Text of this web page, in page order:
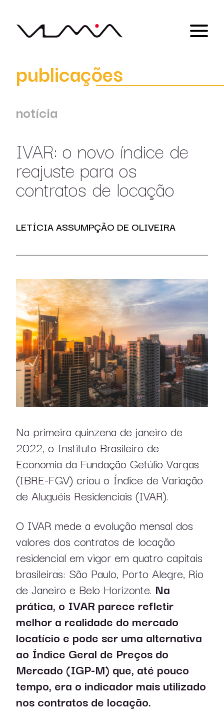
publicações
notícia
IVAR: o novo índice de
reajuste para os
contratos de locação
LETÍCIA ASSUMPÇÃO DE OLIVEIRA
Na primeira quinzena de janeiro de
2022, o Instituto Brasileiro de
Economia da Fundação Getúlio Vargas
(IBRE-FGV) criou o Índice de Variação
de Aluguéis Residenciais (IVAR).
O IVAR mede a evolução mensal dos
valores dos contratos de locação
residencial em vigor em quatro capitais
brasileiras: São Paulo, Porto Alegre, Rio
de Janeiro e Belo Horizonte. Na
prática, o IVAR parece refletir
melhor a realidade do mercado
locatício e pode ser uma alternativa
ao Índice Geral de Preços do
Mercado (IGP-M) que, até pouco
tempo, era o indicador mais utilizado
nos contratos de locação.